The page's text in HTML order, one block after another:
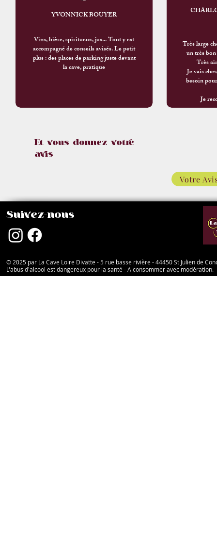
Vins, bière, spiritueux, jus... Tout y est
accompagné de conseils avisés. Le petit
plus : des places de parking juste devant
la cave, pratique
YVONNICK BOUYER
Très large
un très
Très
Je vais
besoin
Je
Et vous donnez votre
avis​
Votre
© 2025 par La Cave Loire Divatte - 5 rue basse rivière - 44450 St Julien de
L'abus d'alcool est dangereux pour la santé - A consommer avec modération.
Suivez-nous